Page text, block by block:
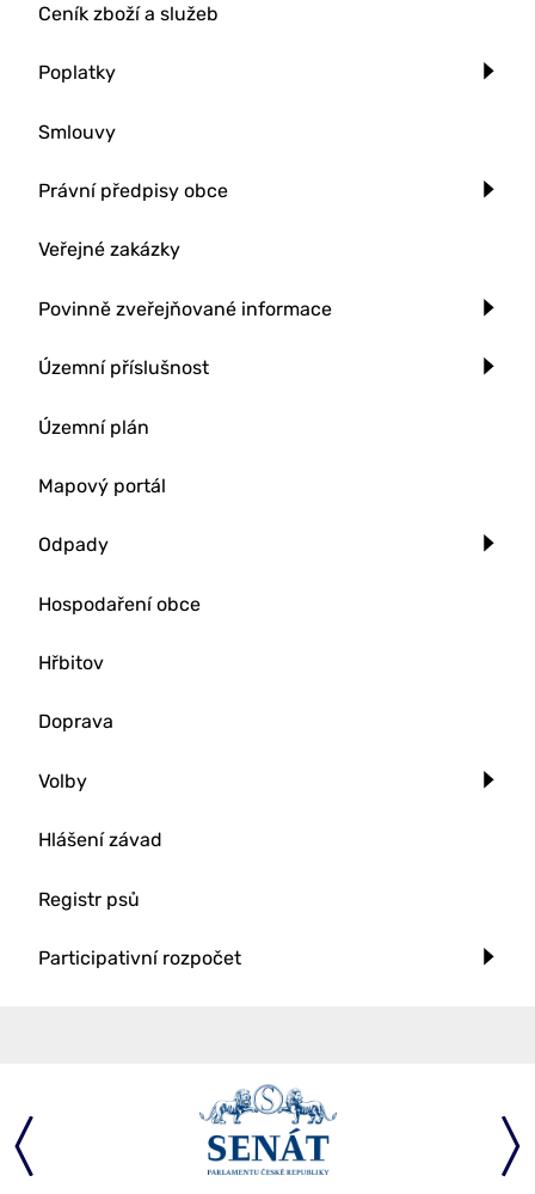
Ceník zboží a služeb
Poplatky
Smlouvy
Právní předpisy obce
Veřejné zakázky
Povinně zveřejňované informace
Územní příslušnost
Územní plán
Mapový portál
Odpady
Hospodaření obce
Hřbitov
Doprava
Volby
Hlášení závad
Registr psů
Participativní rozpočet